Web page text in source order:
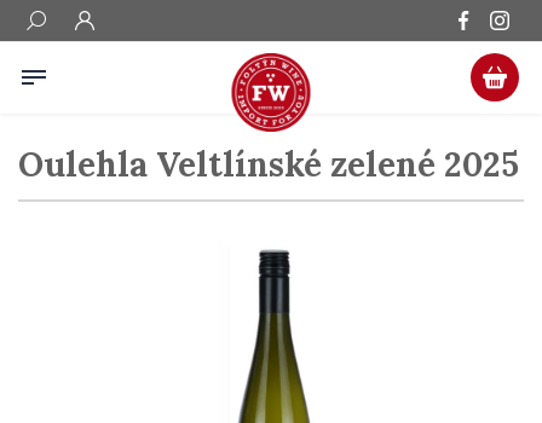
Oulehla Veltlínské zelené 2025